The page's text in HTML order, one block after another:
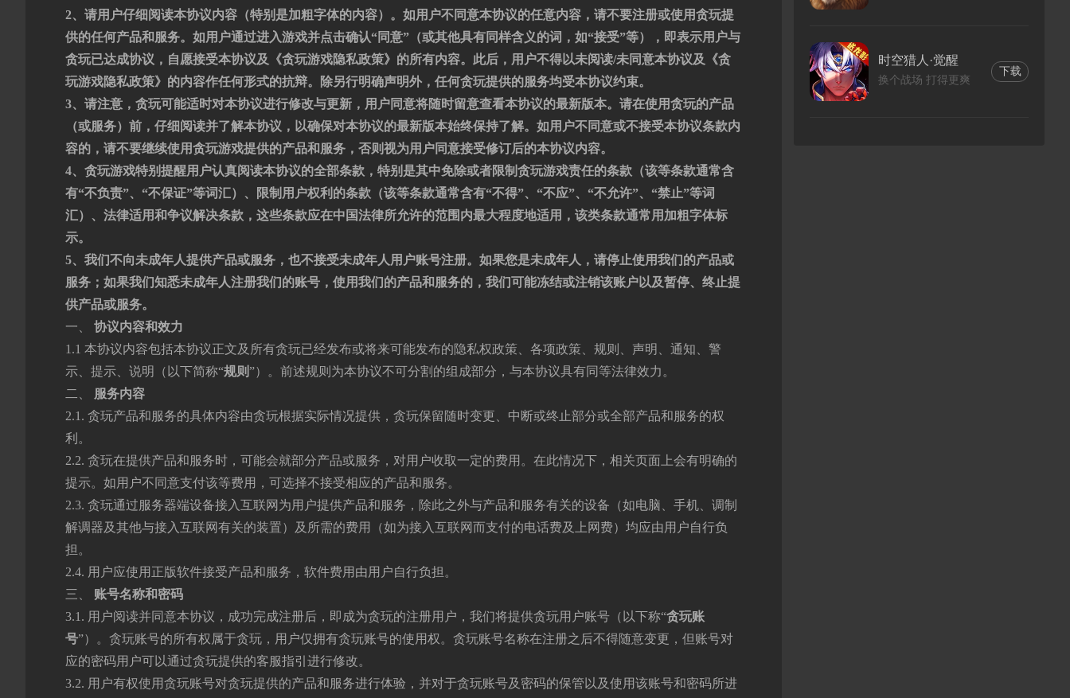
2、请用户仔细阅读本协议内容（特别是加粗字体的内容）。如用户不同意本协议的任意内容，请不要注册或使用贪玩提
供的任何产品和服务。如用户通过进入游戏并点击确认“同意” （或其他具有同样含义的词，如“接受”等）
，即表示用户与
贪玩已达成协议，自愿接受本协议及《贪玩游戏隐私政策》的所有内容。此后，用户不得以未阅读/未同意本协议及《贪
玩游戏隐私政策》的内容作任何形式的抗辩。
除另行明确声明外，任何贪玩提供的服务均受本协议约束。
3、请注意，贪玩可能适时对本协议进行修改与更新，用户同意将随时留意查看本协议的最新版本。请在使用贪玩的产品
（或服务）前，仔细阅读并了解本协议，以确保对本协议的最新版本始终保持了解。如用户不同意或不接受本协议条款内
容的，请不要继续使用贪玩游戏提供的产品和服务，否则视为用户同意接受修订后的本协议内容。
4、贪玩游戏特别提醒用户认真阅读本协议的全部条款，特别是其中免除或者限制贪玩游戏责任的条款（该等条款通常含
有“不负责”、“不保证”等词汇）、限制用户权利的条款（该等条款通常含有“不得”、“不应”、“不允许”、“禁止”等词
汇）、法律适用和争议解决条款，这些条款应在中国法律所允许的范围内最大程度地适用，该类条款通常用加粗字体标
示。
5、我们不向未成年人提供产品或服务，也不接受未成年人用户账号注册。 如果您是未成年人，请停止使用我们的产品或
服务；如果我们知悉未成年人注册我们的账号，使用我们的产品和服务的，我们可能冻结或注销该账户以及暂停、终止提
供产品或服务。
一、 协议内容和效力
1.1 本协议内容包括本协议正文及所有贪玩已经发布或将来可能发布的隐私权政策、各项政策、规则、声明、通知、警
示、提示、说明（以下简称“规则”）。前述规则为本协议不可分割的组成部分，与本协议具有同等法律效力。
二、
服务内容
2.1. 贪玩产品和服务的具体内容由贪玩根据实际情况提供，贪玩保留随时变更、中断或终止部分或全部产品和服务的权
利。
2.2. 贪玩在提供产品和服务时，可能会就部分产品或服务，对用户收取一定的费用。在此情况下，相关页面上会有明确的
提示。如用户不同意支付该等费用，可选择不接受相应的产品和服务。
2.3. 贪玩通过服务器端设备接入互联网为用户提供产品和服务，除此之外与产品和服务有关的设备（如电脑、手机、调制
解调器及其他与接入互联网有关的装置）及所需的费用（如为接入互联网而支付的电话费及上网费）均应由用户自行负
担。
2.4. 用户应使用正版软件接受产品和服务，软件费用由用户自行负担。
三、 账号名称和密码
3.1. 用户阅读并同意本协议，成功完成注册后，即成为贪玩的注册用户，我们将提供贪玩用户账号（以下称“贪玩账
号”）。贪玩账号的所有权属于贪玩，用户仅拥有贪玩账号的使用权。贪玩账号名称在注册之后不得随意变更，但账号对
应的密码用户可以通过贪玩提供的客服指引进行修改。
3.2. 用户有权使用贪玩账号对贪玩提供的产品和服务进行体验，并对于贪玩账号及密码的保管以及使用该账号和密码所进
时空猎人·觉醒
换个战场 打得更爽
下载